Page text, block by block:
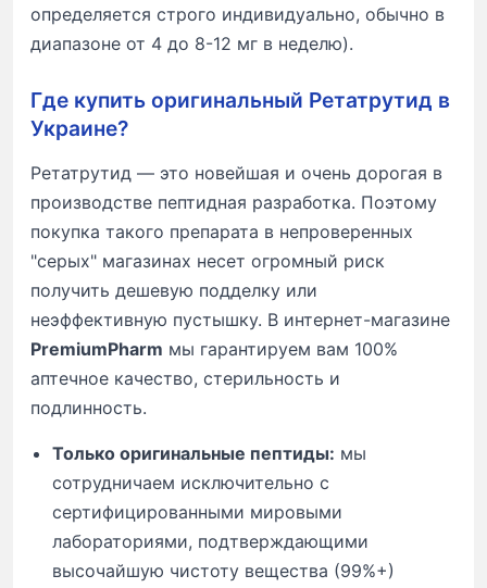
определяется строго индивидуально, обычно в
диапазоне от 4 до 8-12 мг в неделю).
Где купить оригинальный Ретатрутид в
Украине?
Ретатрутид — это новейшая и очень дорогая в
производстве пептидная разработка. Поэтому
покупка такого препарата в непроверенных
"серых" магазинах несет огромный риск
получить дешевую подделку или
неэффективную пустышку. В интернет-магазине
PremiumPharm мы гарантируем вам 100%
аптечное качество, стерильность и
подлинность.
Только оригинальные пептиды: мы
сотрудничаем исключительно с
сертифицированными мировыми
лабораториями, подтверждающими
высочайшую чистоту вещества (99%+)